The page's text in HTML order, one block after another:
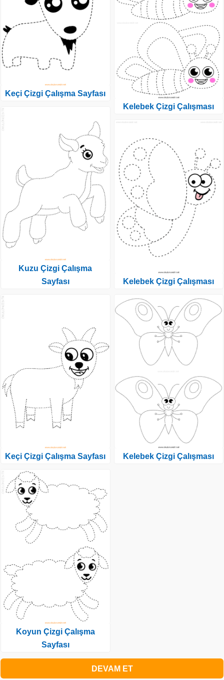
Keçi Çizgi Çalışma Sayfası
Kuzu Çizgi Çalışma
Sayfası
Keçi Çizgi Çalışma Sayfası
Koyun Çizgi Çalışma
Sayfası
Kelebek Çizgi Çalışması
Kelebek Çizgi Çalışması
Kelebek Çizgi Çalışması
DEVAM ET